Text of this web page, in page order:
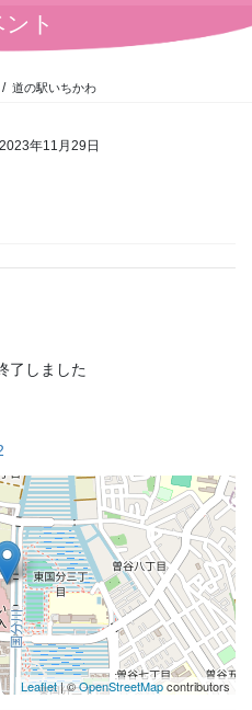
ト
道の駅いちかわ
2023年11月29日
了しました
Leaflet| ©OpenStreetMapcontributors